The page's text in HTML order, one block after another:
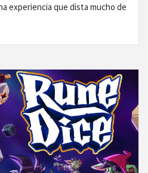
experiencia que dista mucho de